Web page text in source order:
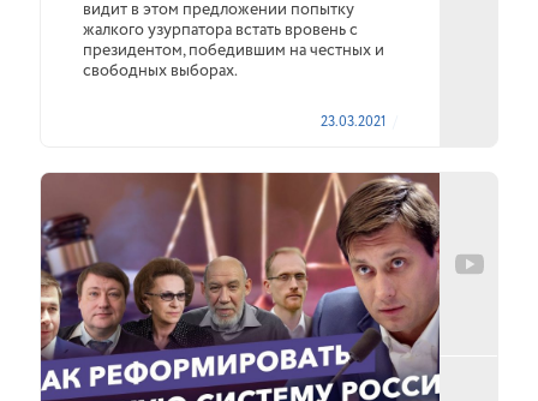
видит в этом предложении попытку
жалкого узурпатора встать вровень с
президентом, победившим на честных и
свободных выборах.
23.03.2021